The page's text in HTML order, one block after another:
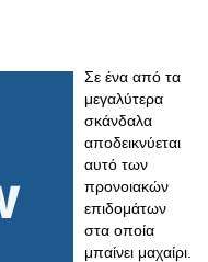
Σε ένα από τα
μεγαλύτερα
σκάνδαλα
αποδεικνύεται
αυτό των
προνοιακών
επιδομάτων
στα οποία
μπαίνει μαχαίρι.